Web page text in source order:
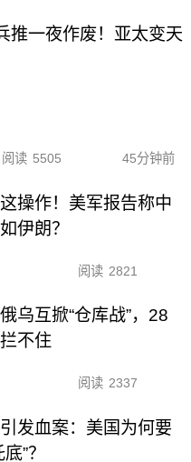
推一夜作废！亚太变天
阅读 5505 45分钟前
操作！美军报告称中
伊朗？
阅读 2821
乌互掀“仓库战”，28
不住
阅读 2337
发血案：美国为何要
”？